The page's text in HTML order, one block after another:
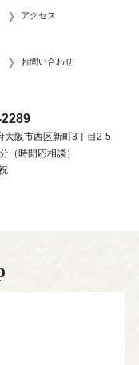
アクセス
お問い合わせ
大阪市西区新町3丁目2-5
（時間応相談）